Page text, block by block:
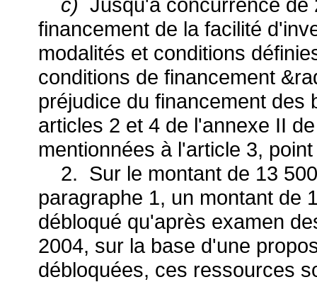
financement de la facilité
modalités et conditions
conditions de financement
préjudice du financement des
articles 2 et 4 de l'annexe II
mentionnées à l'article 3,
2. Sur le montant de 13
paragraphe 1, un montant de
débloqué qu'après examen
2004, sur la base d'une
débloquées, ces ressources